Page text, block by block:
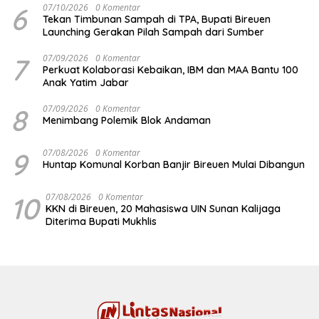
6 07/10/2026 0 Komentar
Tekan Timbunan Sampah di TPA, Bupati Bireuen
Launching Gerakan Pilah Sampah dari Sumber
7 07/09/2026 0 Komentar
Perkuat Kolaborasi Kebaikan, IBM dan MAA Bantu 100
Anak Yatim Jabar
8 07/09/2026 0 Komentar
Menimbang Polemik Blok Andaman
9 07/08/2026 0 Komentar
Huntap Komunal Korban Banjir Bireuen Mulai Dibangun
10 07/08/2026 0 Komentar
KKN di Bireuen, 20 Mahasiswa UIN Sunan Kalijaga